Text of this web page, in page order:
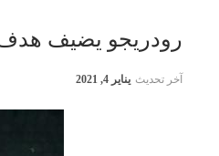
رودريجو يضيف هدف
آخر تحديث يناير 4, 2021